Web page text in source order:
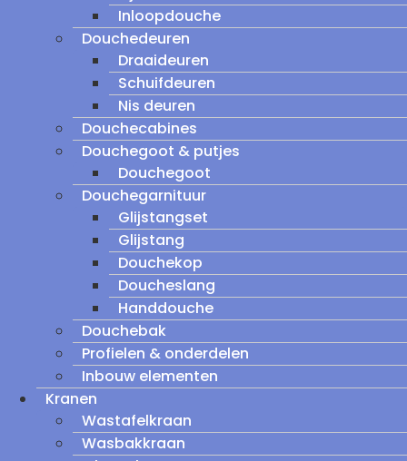
Inloopdouche
Douchedeuren
Draaideuren
Schuifdeuren
Nis deuren
Douchecabines
Douchegoot & putjes
Douchegoot
Douchegarnituur
Glijstangset
Glijstang
Douchekop
Doucheslang
Handdouche
Douchebak
Profielen & onderdelen
Inbouw elementen
Kranen
Wastafelkraan
Wasbakkraan